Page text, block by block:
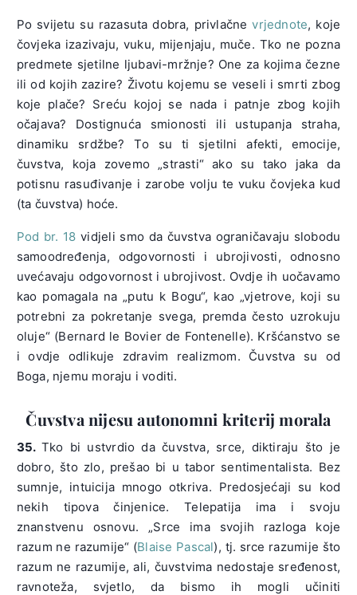
Po svijetu su razasuta dobra, privlačnevrjednote, koje
čovjeka izazivaju, vuku, mijenjaju, muče. Tko ne pozna
predmete sjetilne ljubavi-mržnje? One za kojima čezne
ili od kojih zazire? Životu kojemu se veseli i smrti zbog
koje plače? Sreću kojoj se nada i patnje zbog kojih
očajava? Dostignuća smionosti ili ustupanja straha,
dinamiku srdžbe? To su ti sjetilni afekti, emocije,
čuvstva, koja zovemo „strasti“ ako su tako jaka da
potisnu rasuđivanje i zarobe volju te vuku čovjeka kud
(ta čuvstva) hoće.
Pod br. 18 vidjeli smo da čuvstva ograničavaju slobodu
samoodređenja, odgovornosti i ubrojivosti, odnosno
uvećavaju odgovornost i ubrojivost. Ovdje ih uočavamo
kao pomagala na „putu k Bogu“, kao „vjetrove, koji su
potrebni za pokretanje svega, premda često uzrokuju
oluje“ (Bernard le Bovier de Fontenelle). Kršćanstvo se
i ovdje odlikuje zdravim realizmom. Čuvstva su od
Boga, njemu moraju i voditi.
Čuvstva nijesu autonomni kriterij morala
35. Tko bi ustvrdio da čuvstva, srce, diktiraju što je
dobro, što zlo, prešao bi u tabor sentimentalista. Bez
sumnje, intuicija mnogo otkriva. Predosjećaji su kod
nekih tipova činjenice. Telepatija ima i svoju
znanstvenu osnovu. „Srce ima svojih razloga koje
razum ne razumije“ (Blaise Pascal), tj. srce razumije što
razum ne razumije, ali, čuvstvima nedostaje sređenost,
ravnoteža, svjetlo, da bismo ih mogli učiniti